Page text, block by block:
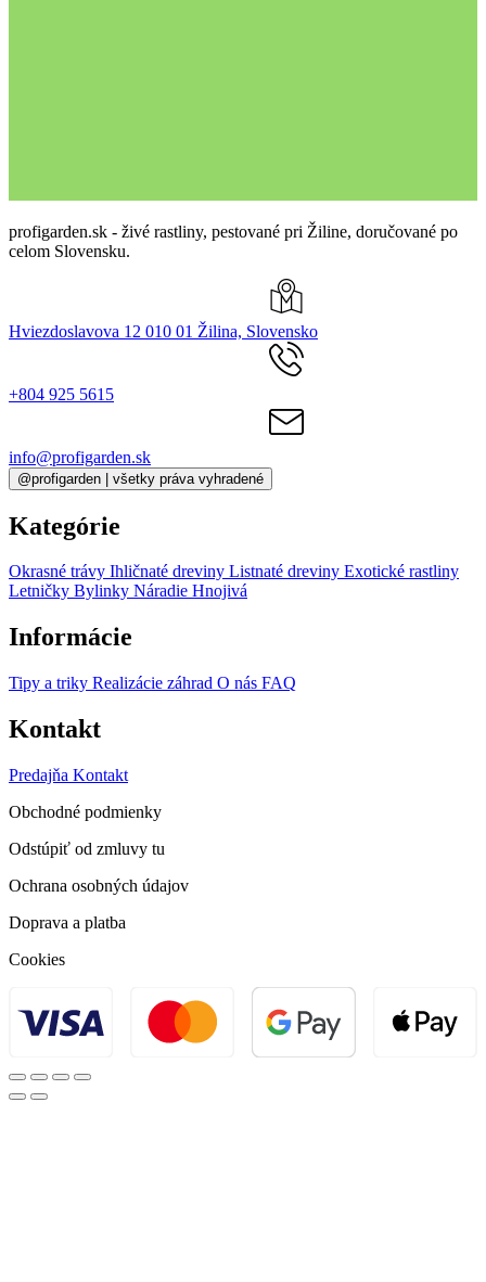
profigarden.sk - živé rastliny, pestované pri Žiline, doručované po
celom Slovensku.
Hviezdoslavova 12 010 01 Žilina, Slovensko
+804 925 5615
info@profigarden.sk
@profigarden | všetky práva vyhradené
Kategórie
Okrasné trávy Ihličnaté dreviny Listnaté dreviny Exotické rastliny
Letničky Bylinky Náradie Hnojivá
Informácie
Tipy a triky Realizácie záhrad O nás FAQ
Kontakt
Predajňa Kontakt
Obchodné podmienky
Odstúpiť od zmluvy tu
Ochrana osobných údajov
Doprava a platba
Cookies